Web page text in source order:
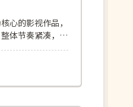
心的影视作品，
体节奏紧凑，值
96分钟